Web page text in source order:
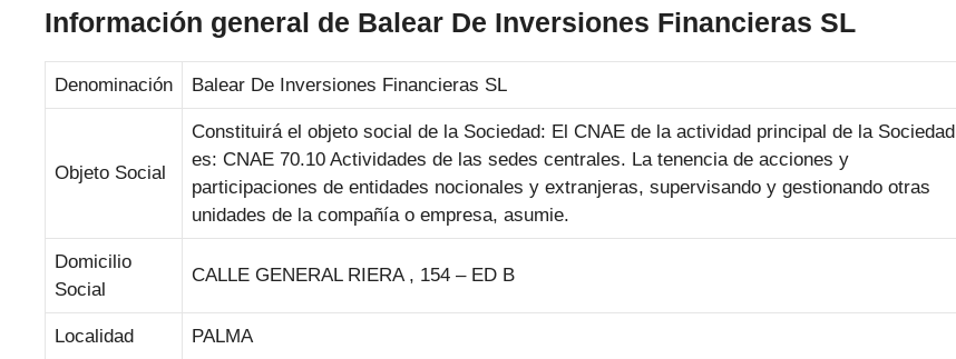
Información general de Balear De Inversiones Financieras SL
Denominación Balear De Inversiones Financieras SL
Objeto Social
Constituirá el objeto social de la Sociedad: El CNAE de la actividad principal de la Sociedad
es: CNAE 70.10 Actividades de las sedes centrales. La tenencia de acciones y
participaciones de entidades nocionales y extranjeras, supervisando y gestionando otras
unidades de la compañía o empresa, asumie.
Domicilio
Social
CALLE GENERAL RIERA , 154 – ED B
Localidad PALMA